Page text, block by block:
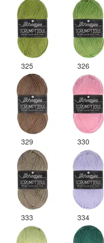
325 326
329 330
333 334